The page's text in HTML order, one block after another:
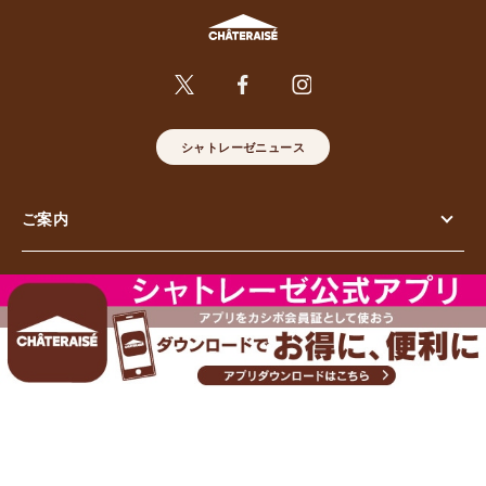
シャトレーゼニュース
ご案内
お問い合わせ
株式会社シャトレーゼ